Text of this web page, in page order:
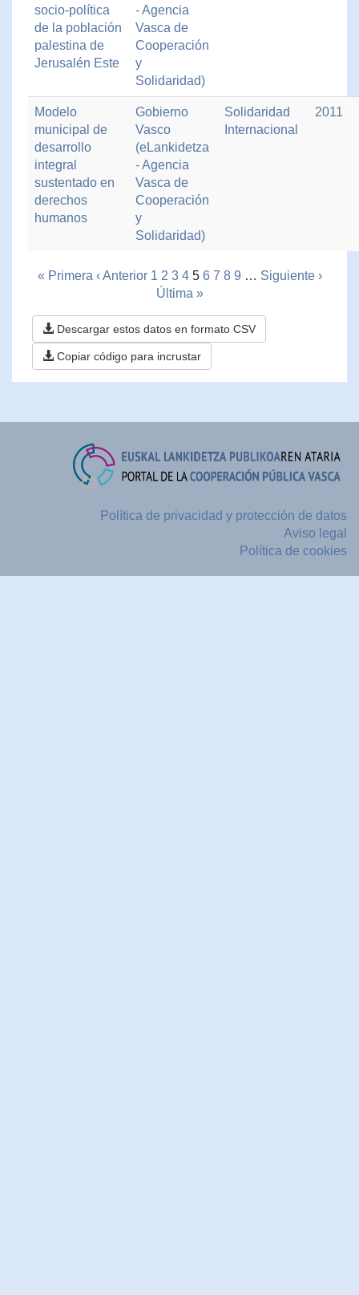
socio-política
de la población
palestina de
Jerusalén Este
- Agencia
Vasca de
Cooperación
y
Solidaridad)
Modelo
municipal de
desarrollo
integral
sustentado en
derechos
humanos
Gobierno
Vasco
(eLankidetza
- Agencia
Vasca de
Cooperación
y
Solidaridad)
Solidaridad
Internacional
2011
« Primera ‹ Anterior 1 2 3 4 5 6 7 8 9 … Siguiente ›
Última »
Descargar estos datos en formato CSV
Copiar código para incrustar
Política de privacidad y protección de datos
Aviso legal
Política de cookies